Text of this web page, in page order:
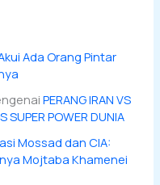
Ada Orang Pintar
PERANG IRAN VS
SUPER POWER DUNIA
Mossad dan CIA:
Mojtaba Khamenei